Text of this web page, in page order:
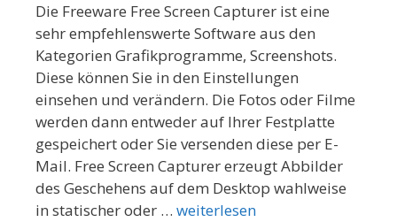
Die Freeware Free Screen Capturer ist eine
sehr empfehlenswerte Software aus den
Kategorien Grafikprogramme, Screenshots.
Diese können Sie in den Einstellungen
einsehen und verändern. Die Fotos oder Filme
werden dann entweder auf Ihrer Festplatte
gespeichert oder Sie versenden diese per E-
Mail. Free Screen Capturer erzeugt Abbilder
des Geschehens auf dem Desktop wahlweise
in statischer oder … weiterlesen